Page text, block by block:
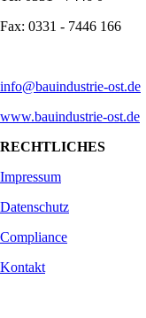
Fax: 0331 - 7446 166
info@bauindustrie-ost.de
www.bauindustrie-ost.de
RECHTLICHES
Impressum
Datenschutz
Compliance
Kontakt